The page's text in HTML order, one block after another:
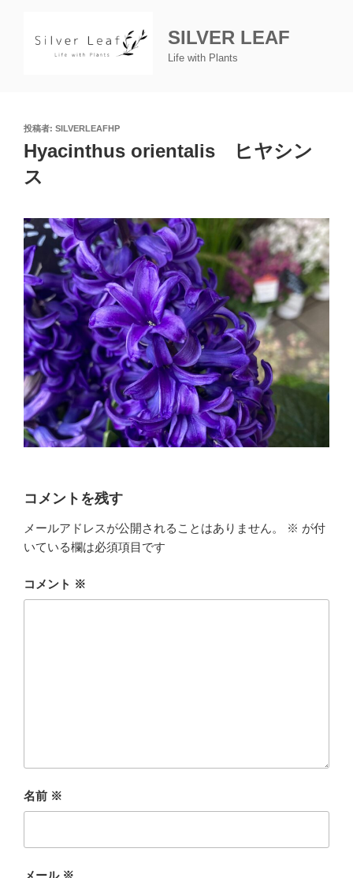
SILVER LEAF
Life with Plants
投
稿
日:
投稿者: SILVERLEAFHP
Hyacinthus orientalis ヒヤシン
ス
コメントを残す
メールアドレスが公開されることはありません。 ※ が付
いている欄は必須項目です
コメント ※
名前 ※
メール ※